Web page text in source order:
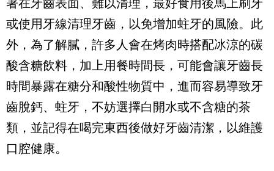
著在牙齒表面、難以清理，最好食用後馬上刷牙
或使用牙線清理牙齒，⁣⁣以免增加蛀牙的風險。此
外，為了解膩，許多人會在烤肉時搭配冰涼的碳
酸含糖飲料，加上用餐時間長，可能會讓牙齒長
時間暴露在糖分和酸性物質中，進而容易導致牙
齒脫鈣、蛀牙，不妨選擇白開水或不含糖的茶
類，並記得在喝完東西後做好牙齒清潔，以維護
口腔健康。